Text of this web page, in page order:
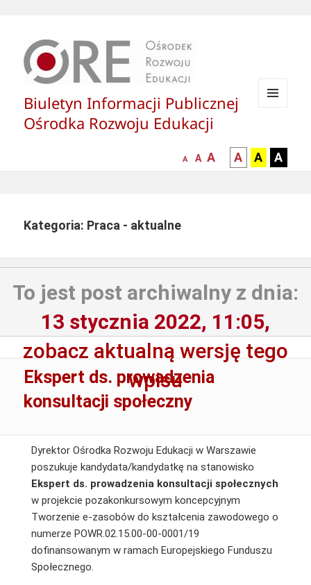
Biuletyn Informacji Publicznej
Ośrodka Rozwoju Edukacji
mniejsza
A
normalna
A
większa-
czcionka
A
kontrast
czarny
A
kontrast
czarny
A
żółty
A
Kategoria: Praca - aktualne
To jest post archiwalny z dnia:
13 stycznia 2022, 11:05,
zobacz aktualną wersję tego
wpisu
Ekspert ds. prowadzenia
konsultacji społeczny
Dyrektor Ośrodka Rozwoju Edukacji w Warszawie
poszukuje kandydata/kandydatkę na stanowisko
Ekspert ds. prowadzenia konsultacji społecznych
w projekcie pozakonkursowym koncepcyjnym
Tworzenie e-zasobów do kształcenia zawodowego o
numerze POWR.02.15.00-00-0001/19
dofinansowanym w ramach Europejskiego Funduszu
Społecznego.